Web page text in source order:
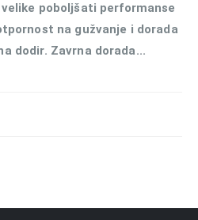
poboljšati performanse
na gužvanje i dorada
dodir. Zavrna dorada...